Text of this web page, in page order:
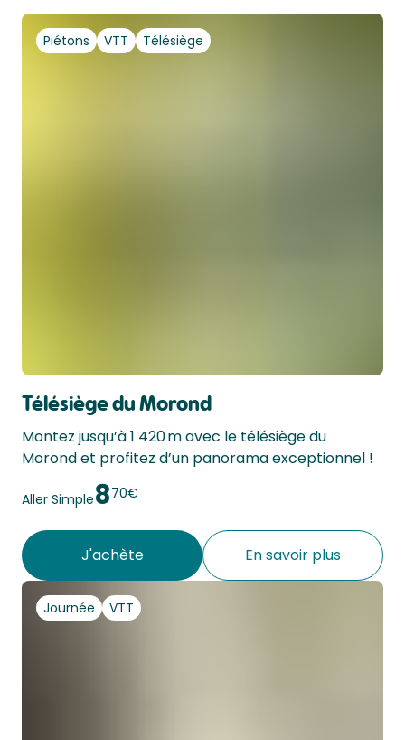
Piétons VTT Télésiège
Télésiège du Morond
Montez jusqu’à 1 420 m avec le télésiège du
Aller Simple870€
J'achète En savoir plus
Journée VTT